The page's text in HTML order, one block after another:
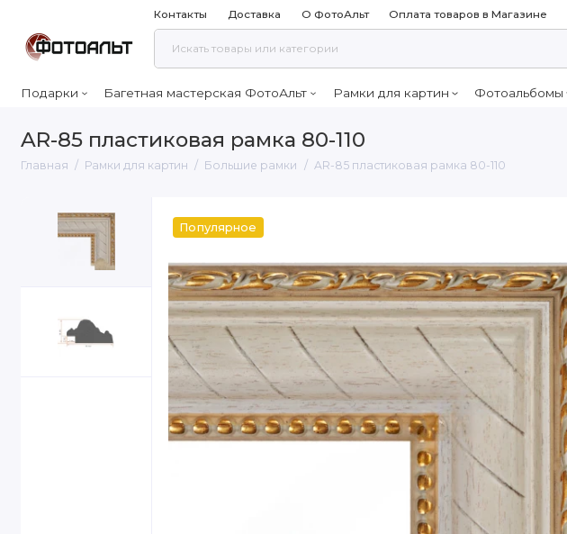
Контакты Доставка О ФотоАльт Оплата товаров в Магазине
Подарки Багетная мастерская ФотоАльт Рамки для картин Фотоальбомы
AR-85 пластиковая рамка 80-110
Главная Рамки для картин Большие рамки AR-85 пластиковая рамка 80-110
Популярное